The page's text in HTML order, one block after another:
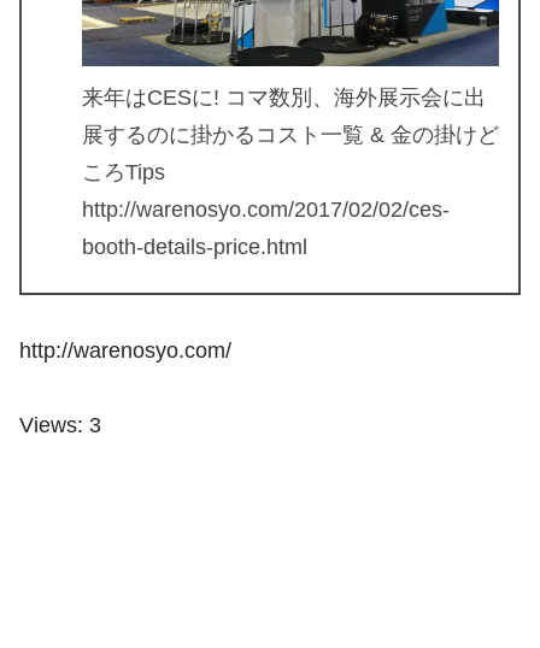
来年はCESに! コマ数別、海外展示会に出
展するのに掛かるコスト一覧 & 金の掛けど
ころTips
http://warenosyo.com/2017/02/02/ces-
booth-details-price.html
http://warenosyo.com/
Views: 3